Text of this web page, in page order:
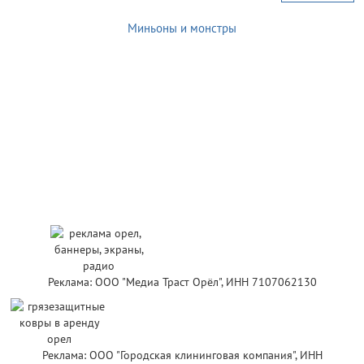
Миньоны и монстры
Реклама: ООО "Медиа Траст Орёл", ИНН 7107062130
Реклама: ООО "Городская клининговая компания", ИНН